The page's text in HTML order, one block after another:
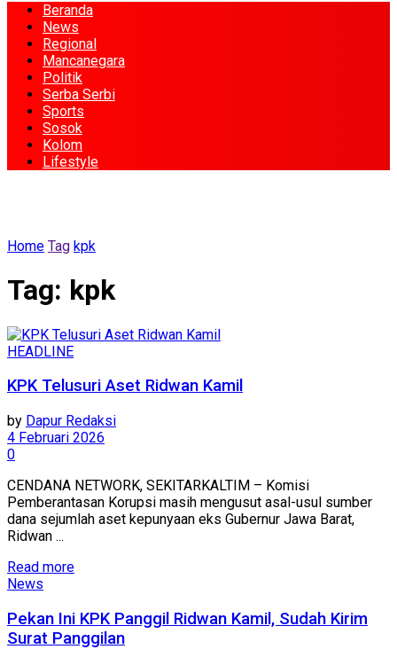
Beranda
News
Regional
Mancanegara
Politik
Serba Serbi
Sports
Sosok
Kolom
Lifestyle
Home Tag kpk
Tag: kpk
HEADLINE
KPK Telusuri Aset Ridwan Kamil
by Dapur Redaksi
4 Februari 2026
0
CENDANA NETWORK, SEKITARKALTIM – Komisi
Pemberantasan Korupsi masih mengusut asal-usul sumber
dana sejumlah aset kepunyaan eks Gubernur Jawa Barat,
Ridwan ...
Read more
News
Pekan Ini KPK Panggil Ridwan Kamil, Sudah Kirim
Surat Panggilan